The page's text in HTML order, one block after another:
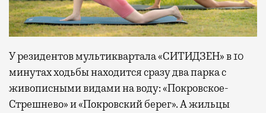
У резидентов мультиквартала «СИТИДЗЕН» в 10
минутах ходьбы находится сразу два парка с
живописными видами на воду: «Покровское-
Стрешнево» и «Покровский берег». А жильцы